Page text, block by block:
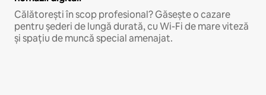
Călătorești în scop profesional? Găsește o cazare
pentru șederi de lungă durată, cu Wi-Fi de mare viteză
și spațiu de muncă special amenajat.